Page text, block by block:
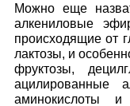
Можно еще
алкениловые
происходящие от
лактозы, и
фруктозы,
ацилированные
аминокислоты